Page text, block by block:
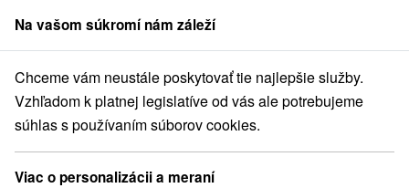
člen skupinySorger
Stredné Slovensko Banskobystrický kraj Sklené Teplice
Rekreačné poukazy v Sklených
Tepliciach
Na vašom súkromí nám záleží
Chceme vám neustále poskytovať tie najlepšie služby.
Vzhľadom k platnej legislatíve od vás ale potrebujeme
súhlas s používaním súborov cookies.
Viac o personalizácii a meraní